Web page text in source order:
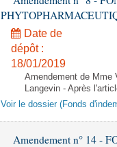
Date de
dépôt :
18/01/2019
Amendement de Mme
Langevin - Après
Voir le dossier (Fonds
Amendement n° 14 -